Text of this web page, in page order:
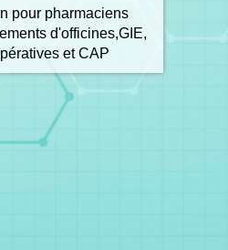
pour pharmaciens
d'officines,GIE,
et CAP